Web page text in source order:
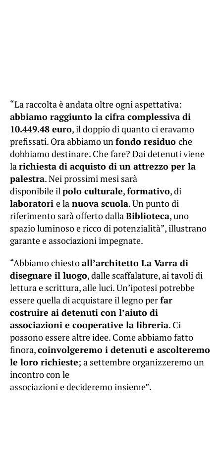
“La raccolta è andata oltre ogni aspettativa:
abbiamo raggiunto la cifra complessiva di
10.449.48 euro, il doppio di quanto ci eravamo
prefissati. Ora abbiamo un fondo residuo che
dobbiamo destinare. Che fare? Dai detenuti viene
la richiesta di acquisto di un attrezzo per la
palestra. Nei prossimi mesi sarà
disponibile il polo culturale,formativo, di
laboratori e la nuova scuola. Un punto di
riferimento sarà offerto dalla Biblioteca, uno
spazio luminoso e ricco di potenzialità”, illustrano
garante e associazioni impegnate.
“Abbiamo chiestoall’architetto La Varra di
disegnare il luogo, dalle scaffalature, ai tavoli di
lettura e scrittura, alle luci. Un’ipotesi potrebbe
essere quella di acquistare il legno perfar
costruire ai detenuti con l’aiuto di
associazioni e cooperative la libreria. Ci
possono essere altre idee. Come abbiamo fatto
finora,coinvolgeremo i detenuti e ascolteremo
le loro richieste; a settembre organizzeremo un
incontro con le
associazioni e decideremo insieme”.